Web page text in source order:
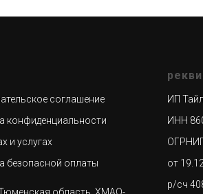
соглашение
конфиденциальности
и услугах
безопасной оплаты
ИП
ИНН
от
р/сч